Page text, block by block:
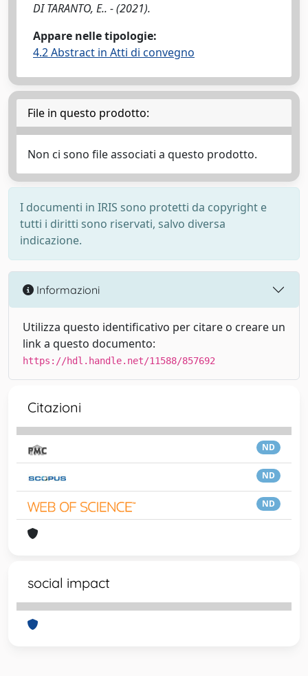
DI TARANTO, E.. - (2021).
Appare nelle tipologie:
4.2 Abstract in Atti di convegno
File in questo prodotto:
Non ci sono file associati a questo prodotto.
I documenti in IRIS sono protetti da copyright e
tutti i diritti sono riservati, salvo diversa
indicazione.
Informazioni
Utilizza questo identificativo per citare o creare un
link a questo documento:
https://hdl.handle.net/11588/857692
Citazioni
ND
ND
ND
social impact